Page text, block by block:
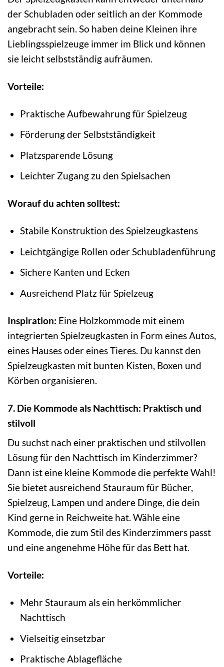
der Schubladen oder seitlich an der Kommode
angebracht sein. So haben deine Kleinen ihre
Lieblingsspielzeuge immer im Blick und können
sie leicht selbstständig aufräumen.
Vorteile:
Praktische Aufbewahrung für Spielzeug
Förderung der Selbstständigkeit
Platzsparende Lösung
Leichter Zugang zu den Spielsachen
Worauf du achten solltest:
Stabile Konstruktion des Spielzeugkastens
Leichtgängige Rollen oder Schubladenführung
Sichere Kanten und Ecken
Ausreichend Platz für Spielzeug
Inspiration: Eine Holzkommode mit einem
integrierten Spielzeugkasten in Form eines Autos,
eines Hauses oder eines Tieres. Du kannst den
Spielzeugkasten mit bunten Kisten, Boxen und
Körben organisieren.
7. Die Kommode als Nachttisch: Praktisch und
stilvoll
Du suchst nach einer praktischen und stilvollen
Lösung für den Nachttisch im Kinderzimmer?
Dann ist eine kleine Kommode die perfekte Wahl!
Sie bietet ausreichend Stauraum für Bücher,
Spielzeug, Lampen und andere Dinge, die dein
Kind gerne in Reichweite hat. Wähle eine
Kommode, die zum Stil des Kinderzimmers passt
und eine angenehme Höhe für das Bett hat.
Vorteile:
Mehr Stauraum als ein herkömmlicher
Nachttisch
Vielseitig einsetzbar
Praktische Ablagefläche